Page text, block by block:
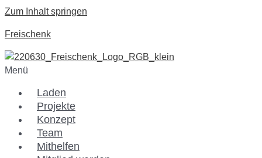
Zum Inhalt springen
Freischenk
Menü
Laden
Projekte
Konzept
Team
Mithelfen